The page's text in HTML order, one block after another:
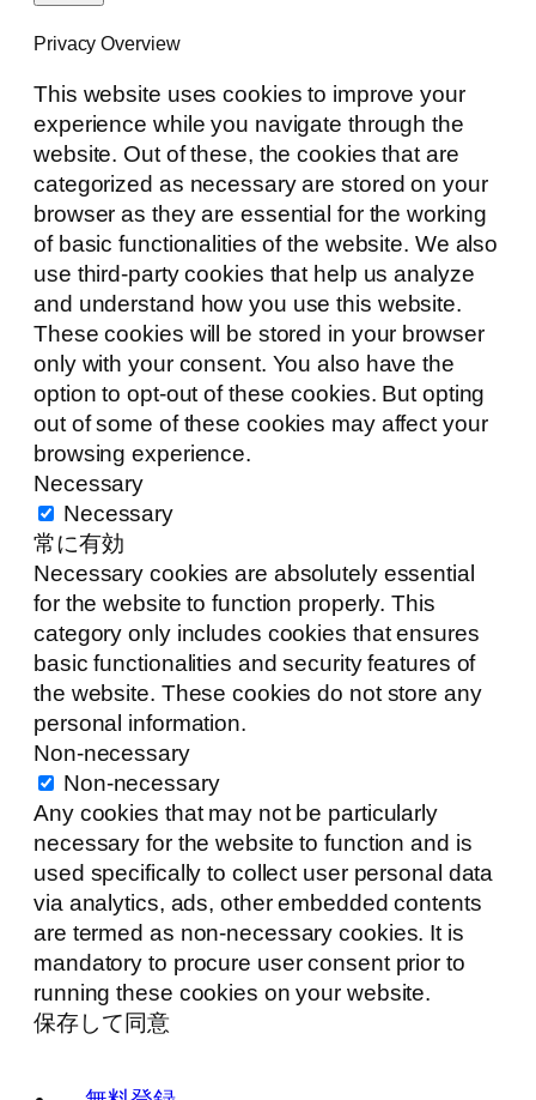
Privacy Overview
This website uses cookies to improve your
experience while you navigate through the
website. Out of these, the cookies that are
categorized as necessary are stored on your
browser as they are essential for the working
of basic functionalities of the website. We also
use third-party cookies that help us analyze
and understand how you use this website.
These cookies will be stored in your browser
only with your consent. You also have the
option to opt-out of these cookies. But opting
out of some of these cookies may affect your
browsing experience.
Necessary
Necessary
常に有効
Necessary cookies are absolutely essential
for the website to function properly. This
category only includes cookies that ensures
basic functionalities and security features of
the website. These cookies do not store any
personal information.
Non-necessary
Non-necessary
Any cookies that may not be particularly
necessary for the website to function and is
used specifically to collect user personal data
via analytics, ads, other embedded contents
are termed as non-necessary cookies. It is
mandatory to procure user consent prior to
running these cookies on your website.
保存して同意